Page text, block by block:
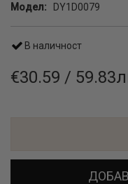
Модел: DY1D0079
В наличност
€30.59 /